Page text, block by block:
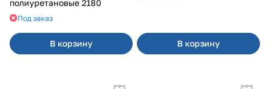
полиуретановые 2180
Под заказ
В корзину В корзину